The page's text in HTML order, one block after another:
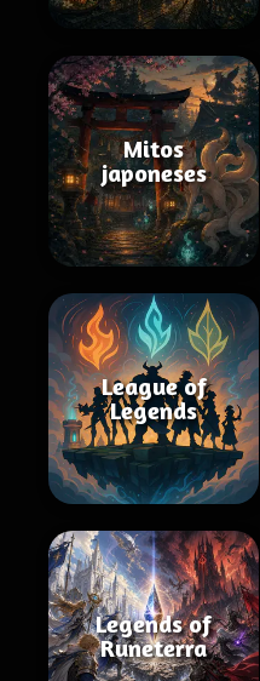
Mitos
japoneses
League of
Legends
Legends of
Runeterra